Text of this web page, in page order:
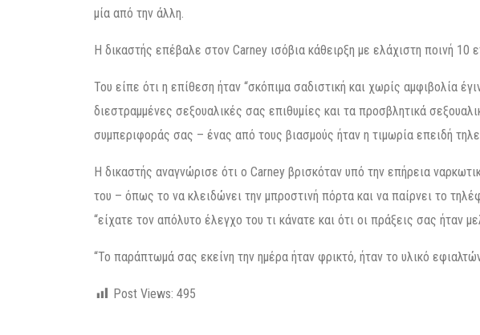
μία από την άλλη.
Η δικαστής επέβαλε στον Carney ισόβια κάθειρξη με ελάχιστη ποινή 10
Του είπε ότι η επίθεση ήταν “σκόπιμα σαδιστική και χωρίς αμφιβολία
διεστραμμένες σεξουαλικές σας επιθυμίες και τα προσβλητικά
συμπεριφοράς σας – ένας από τους βιασμούς ήταν η τιμωρία επειδή
Η δικαστής αναγνώρισε ότι ο Carney βρισκόταν υπό την επήρεια
του – όπως το να κλειδώνει την μπροστινή πόρτα και να παίρνει το
“είχατε τον απόλυτο έλεγχο του τι κάνατε και ότι οι πράξεις σας ήταν
“Το παράπτωμά σας εκείνη την ημέρα ήταν φρικτό, ήταν το υλικό
Post Views: 495